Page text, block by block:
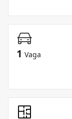
1 Vaga